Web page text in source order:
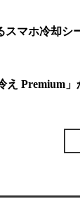
スマホ冷却
え Premium